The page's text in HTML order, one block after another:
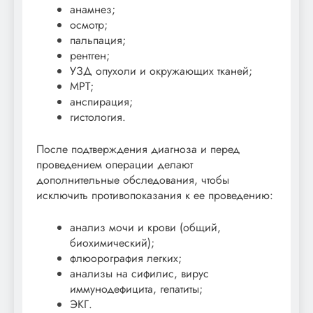
анамнез;
осмотр;
пальпация;
рентген;
УЗД опухоли и окружающих тканей;
МРТ;
анспирация;
гистология.
После подтверждения диагноза и перед
проведением операции делают
дополнительные обследования, чтобы
исключить противопоказания к ее проведению:
анализ мочи и крови (общий,
биохимический);
флюорография легких;
анализы на сифилис, вирус
иммунодефицита, гепатиты;
ЭКГ.